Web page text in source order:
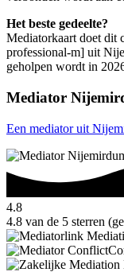
Het beste gedeelte?
Mediatorkaart doet dit
professional-m] uit
geholpen wordt in
Mediator
Een mediator uit
4.8
4.8 van de 5 sterren